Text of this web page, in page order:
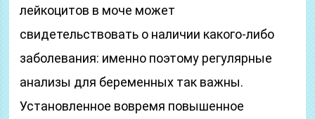
лейкоцитов в моче может
свидетельствовать о наличии какого-либо
заболевания: именно поэтому регулярные
анализы для беременных так важны.
Установленное вовремя повышенное